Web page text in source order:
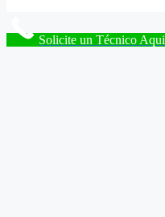
Solicite un Técnico Aqui